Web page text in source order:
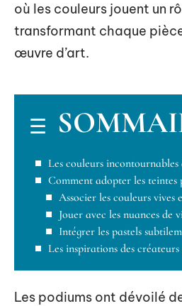
où les couleurs jouent un
transformant chaque
œuvre d’art.
Les couleurs incontournables
Comment adopter les teintes
Associer les couleurs vives
Jouer avec les nuances de
Intégrer les pastels
Les inspirations des
Les podiums ont dévoilé